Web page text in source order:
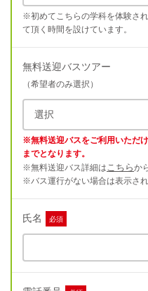
※初めてこちらの学科を体験さ
て頂く時間を設けています。
無料送迎バスツアー
（希望者のみ選択）
※無料送迎バスをご利用いただ
までとなります。
※無料送迎バス詳細は こちらか
※バス運行がない場合は表示され
氏名 必須